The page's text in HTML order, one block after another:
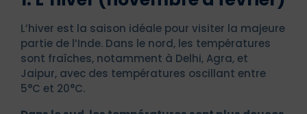
L’hiver est la saison idéale pour visiter la majeure
partie de l’Inde. Dans le nord, les températures
sont fraîches, notamment à Delhi, Agra, et
Jaipur, avec des températures oscillant entre
5°C et 20°C.